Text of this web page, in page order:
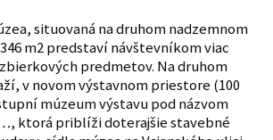
situovaná na druhom nadzemnom
m2 predstaví návštevníkom viac
predmetov. Na druhom
v novom výstavnom priestore (100
múzeum výstavu pod názvom
, ktorá priblíži doterajšie stavebné